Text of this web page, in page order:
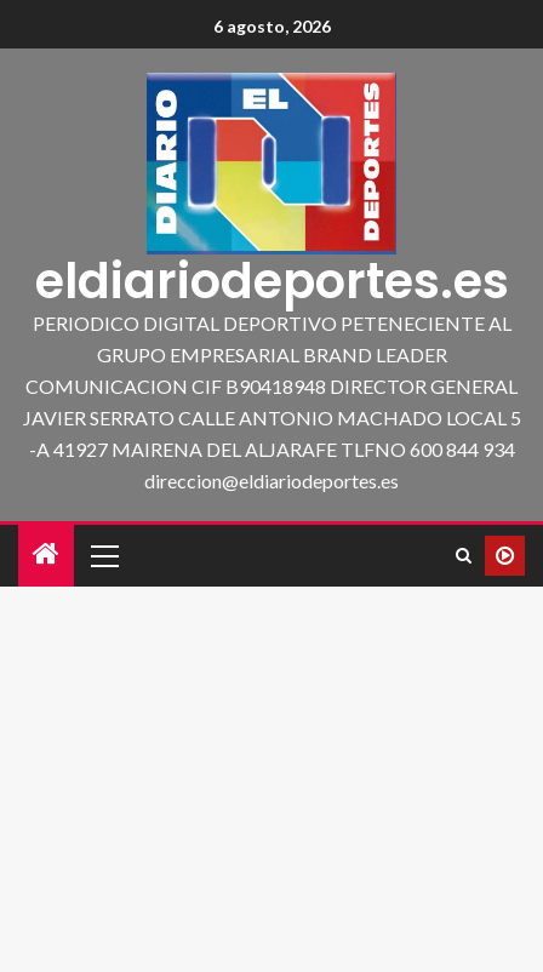
6 agosto, 2026
eldiariodeportes.es
PERIODICO DIGITAL DEPORTIVO PETENECIENTE AL
GRUPO EMPRESARIAL BRAND LEADER
COMUNICACION CIF B90418948 DIRECTOR GENERAL
JAVIER SERRATO CALLE ANTONIO MACHADO LOCAL 5
-A 41927 MAIRENA DEL ALJARAFE TLFNO 600 844 934
direccion@eldiariodeportes.es